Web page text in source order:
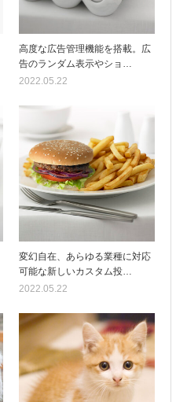
高度な広告管理機能を搭載。広
告のランダム表示やショ…
2022.05.22
変幻自在、あらゆる業種に対応
可能な新しいカスタム投…
2022.05.22